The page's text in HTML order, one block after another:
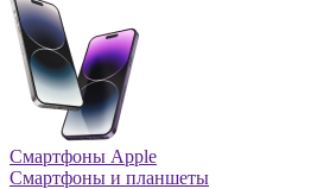
Смартфоны Apple
Смартфоны и планшеты